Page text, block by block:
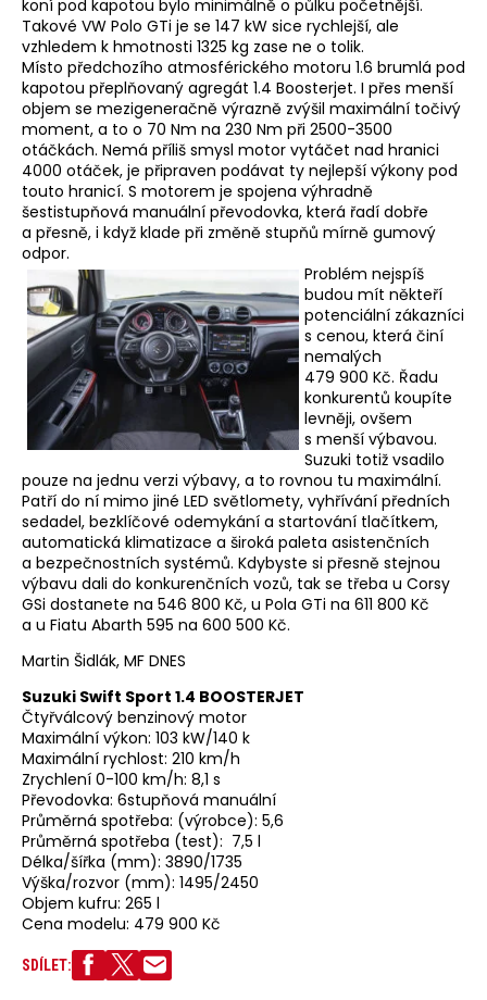
koní pod kapotou bylo minimálně o půlku početnější.
Takové VW Polo GTi je se 147 kW sice rychlejší, ale
vzhledem k hmotnosti 1325 kg zase ne o tolik.
Místo předchozího atmosférického motoru 1.6 brumlá pod
kapotou přeplňovaný agregát 1.4 Boosterjet. I přes menší
objem se mezigeneračně výrazně zvýšil maximální točivý
moment, a to o 70 Nm na 230 Nm při 2500-3500
otáčkách. Nemá příliš smysl motor vytáčet nad hranici
4000 otáček, je připraven podávat ty nejlepší výkony pod
touto hranicí. S motorem je spojena výhradně
šestistupňová manuální převodovka, která řadí dobře
a přesně, i když klade při změně stupňů mírně gumový
odpor.
Problém nejspíš
budou mít někteří
potenciální zákazníci
s cenou, která činí
nemalých
479 900 Kč. Řadu
konkurentů koupíte
levněji, ovšem
s menší výbavou.
Suzuki totiž vsadilo
pouze na jednu verzi výbavy, a to rovnou tu maximální.
Patří do ní mimo jiné LED světlomety, vyhřívání předních
sedadel, bezklíčové odemykání a startování tlačítkem,
automatická klimatizace a široká paleta asistenčních
a bezpečnostních systémů. Kdybyste si přesně stejnou
výbavu dali do konkurenčních vozů, tak se třeba u Corsy
GSi dostanete na 546 800 Kč, u Pola GTi na 611 800 Kč
a u Fiatu Abarth 595 na 600 500 Kč.
Martin Šidlák, MF DNES
Suzuki Swift Sport 1.4 BOOSTERJET
Čtyřválcový benzinový motor
Maximální výkon: 103 kW/140 k
Maximální rychlost: 210 km/h
Zrychlení 0-100 km/h: 8,1 s
Převodovka: 6stupňová manuální
Průměrná spotřeba: (výrobce): 5,6
Průměrná spotřeba (test): 7,5 l
Délka/šířka (mm): 3890/1735
Výška/rozvor (mm): 1495/2450
Objem kufru: 265 l
Cena modelu: 479 900 Kč
SDÍLET: